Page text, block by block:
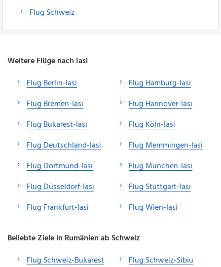
Flug Schweiz
Weitere Flüge nach Iasi
Flug Berlin-Iasi
Flug Bremen-Iasi
Flug Bukarest-Iasi
Flug Deutschland-Iasi
Flug Dortmund-Iasi
Flug Düsseldorf-Iasi
Flug Frankfurt-Iasi
Flug Hamburg-Iasi
Flug Hannover-Iasi
Flug Köln-Iasi
Flug Memmingen-Iasi
Flug München-Iasi
Flug Stuttgart-Iasi
Flug Wien-Iasi
Beliebte Ziele in Rumänien ab Schweiz
Flug Schweiz-Bukarest
Flug Schweiz-Sibiu